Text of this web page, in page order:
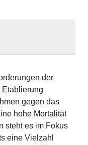
der
Etablierung
gegen das
hohe Mortalität
steht es im Fokus
eine Vielzahl